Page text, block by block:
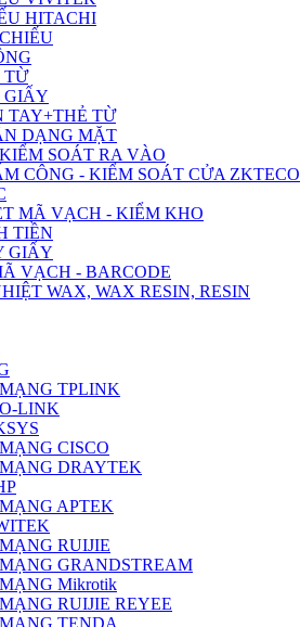
HITACHI
TỪ
GIẤY
TAY+THẺ TỪ
DẠNG MẶT
SOÁT RA VÀO
CÔNG - KIỂM SOÁT CỬA ZKTECO
MÃ VẠCH - KIỂM KHO
TIỀN
GIẤY
VẠCH - BARCODE
WAX, WAX RESIN, RESIN
TPLINK
LINK
CISCO
DRAYTEK
APTEK
RUIJIE
GRANDSTREAM
Mikrotik
RUIJIE REYEE
TENDA